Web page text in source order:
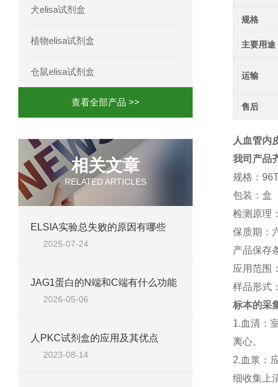
犬elisa试剂盒
植物elisa试剂盒
仓鼠elisa试剂盒
查看全部产品 >>
相关文章
RELATED ARTICLES
ELSIA实验总失败的原因有哪些
2025-07-24
JAG1蛋白的N端和C端有什么功能
2026-05-06
人PKC试剂盒的应用及其优点
2023-08-14
规格
主要用途
运输
售后
人血管内
我司产品
规格：
包装：盒
检测原理
保质期：
产品保存
应用范围
样品形式
标本的采
1.血清：
离心。
2.血浆：
细收集上